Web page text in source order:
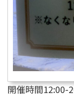
開催時間12:00-